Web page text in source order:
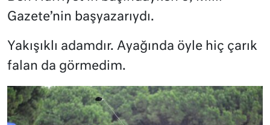
Gazete’nin başyazarıydı.
Yakışıklı adamdır. Ayağında öyle hiç çarık
falan da görmedim.